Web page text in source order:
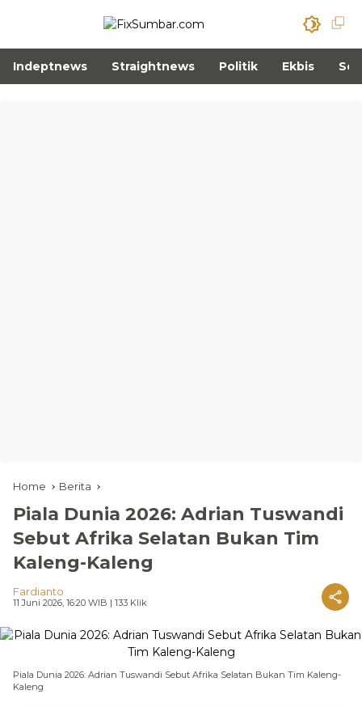
Indeptnews Straightnews Politik Ekbis
Home Berita
Piala Dunia 2026: Adrian Tuswandi
Sebut Afrika Selatan Bukan Tim
Kaleng-Kaleng
Fardianto
11 Juni 2026, 16:20 WIB | 133 Klik
Piala Dunia 2026: Adrian Tuswandi Sebut Afrika Selatan Bukan Tim Kaleng-
Kaleng